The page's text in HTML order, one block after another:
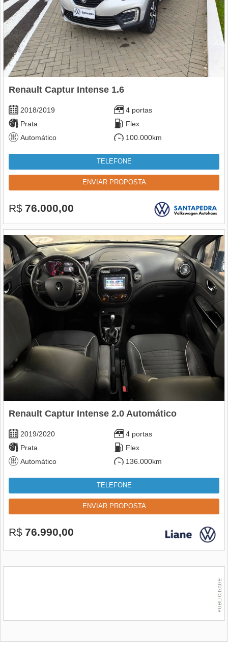
Renault Captur Intense 1.6
2018/2019
4 portas
Prata
Flex
Automático
100.000km
TELEFONE
ENVIAR PROPOSTA
R$ 76.000,00
Renault Captur Intense 2.0 Automático
2019/2020
4 portas
Prata
Flex
Automático
136.000km
TELEFONE
ENVIAR PROPOSTA
R$ 76.990,00